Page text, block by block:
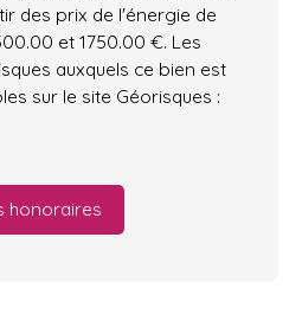
des prix de l'énergie de
et 1750.00 €. Les
auxquels ce bien est
sur le site Géorisques :
honoraires